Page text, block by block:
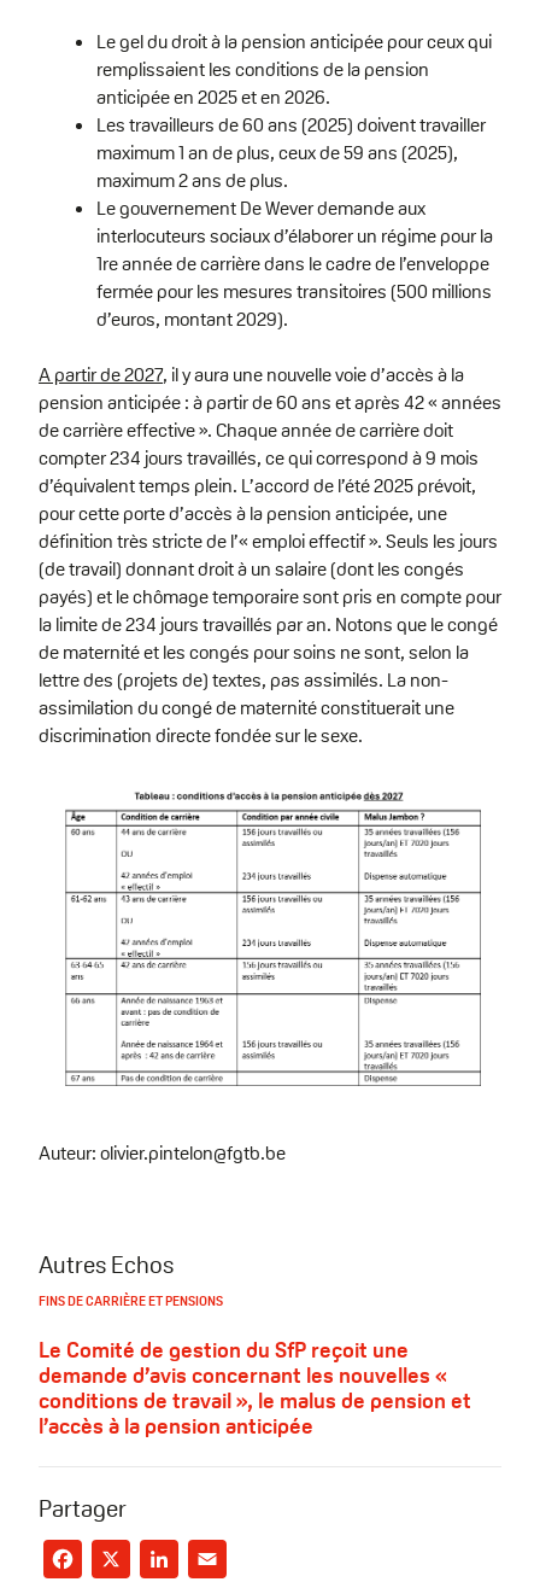
Le gel du droit à la pension anticipée pour ceux qui
remplissaient les conditions de la pension
anticipée en 2025 et en 2026.
Les travailleurs de 60 ans (2025) doivent travailler
maximum 1 an de plus, ceux de 59 ans (2025),
maximum 2 ans de plus.
Le gouvernement De Wever demande aux
interlocuteurs sociaux d’élaborer un régime pour la
1re année de carrière dans le cadre de l’enveloppe
fermée pour les mesures transitoires (500 millions
d’euros, montant 2029).
A partir de 2027, il y aura une nouvelle voie d’accès à la
pension anticipée : à partir de 60 ans et après 42 « années
de carrière effective ». Chaque année de carrière doit
compter 234 jours travaillés, ce qui correspond à 9 mois
d’équivalent temps plein. L’accord de l’été 2025 prévoit,
pour cette porte d’accès à la pension anticipée, une
définition très stricte de l’« emploi effectif ». Seuls les jours
(de travail) donnant droit à un salaire (dont les congés
payés) et le chômage temporaire sont pris en compte pour
la limite de 234 jours travaillés par an. Notons que le congé
de maternité et les congés pour soins ne sont, selon la
lettre des (projets de) textes, pas assimilés. La non-
assimilation du congé de maternité constituerait une
discrimination directe fondée sur le sexe.
Auteur: olivier.pintelon@fgtb.be
Autres Echos
FINS DE CARRIÈRE ET PENSIONS
Le Comité de gestion du SfP reçoit une
demande d’avis concernant les nouvelles «
conditions de travail », le malus de pension et
l’accès à la pension anticipée
Partager
Facebook
X LinkedIn